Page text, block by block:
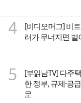
4
[비디오머그] 비
러가 무너지면 벌
5
[부읽남TV] 다주
한 정부, 규제·공
문